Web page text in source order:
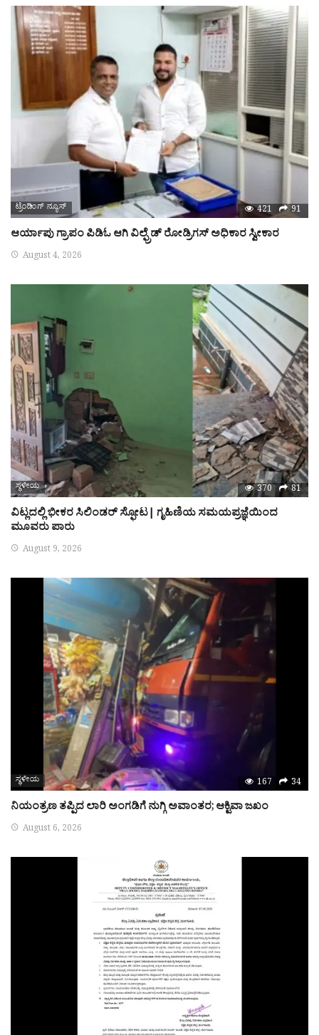
ಟ್ರೆಂಡಿಂಗ್ ನ್ಯೂಸ್ 421 91
ಆರ್ಯಾಪು ಗ್ರಾಪಂ ಪಿಡಿಓ ಆಗಿ ವಿಲ್ಫ್ರೆಡ್ ರೋಡ್ರಿಗಸ್ ಅಧಿಕಾರ ಸ್ವೀಕಾರ
August 4, 2026
ಸ್ಥಳೀಯ 370 81
ವಿಟ್ಲದಲ್ಲಿ ಭೀಕರ ಸಿಲಿಂಡರ್ ಸ್ಫೋಟ| ಗೃಹಿಣಿಯ ಸಮಯಪ್ರಜ್ಞೆಯಿಂದ
ಮೂವರು ಪಾರು
August 9, 2026
ಸ್ಥಳೀಯ 167 34
ನಿಯಂತ್ರಣ ತಪ್ಪಿದ ಲಾರಿ ಅಂಗಡಿಗೆ ನುಗ್ಗಿ ಅವಾಂತರ; ಆಕ್ಟಿವಾ ಜಖಂ
August 6, 2026